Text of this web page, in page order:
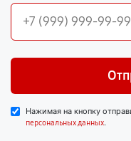
Нажимая на кнопку
персональных данных.